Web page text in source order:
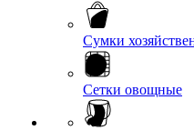
Сумки
Сетки овощные